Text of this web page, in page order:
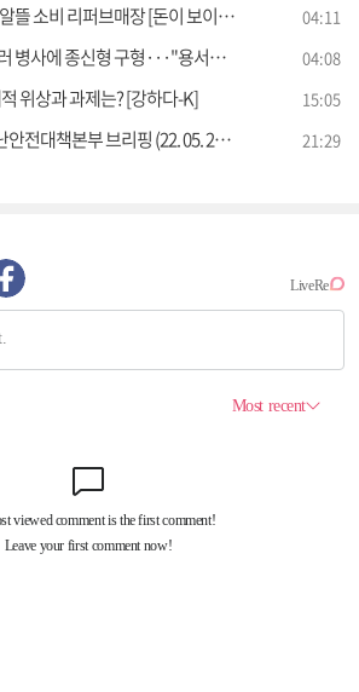
소비 리퍼브매장 [돈이 보이는 VCR] 04:11
신형 구형···"용서해달라" [월드 투데이] 04:08
위상과 과제는? [강하다-K] 15:05
대책본부 브리핑 (22. 05. 20. 11시) 21:29